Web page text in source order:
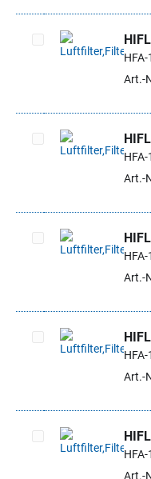
Artikel auswählen
HFA-
Art.-
Artikel auswählenArt.-
Artikel auswählenArt.-
Artikel auswählenArt.-
Artikel auswählenArt.-